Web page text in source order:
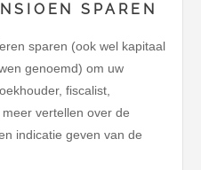
SPAREN
sparen (ook wel kapitaal
genoemd) om uw
fiscalist,
vertellen over de
indicatie geven van de